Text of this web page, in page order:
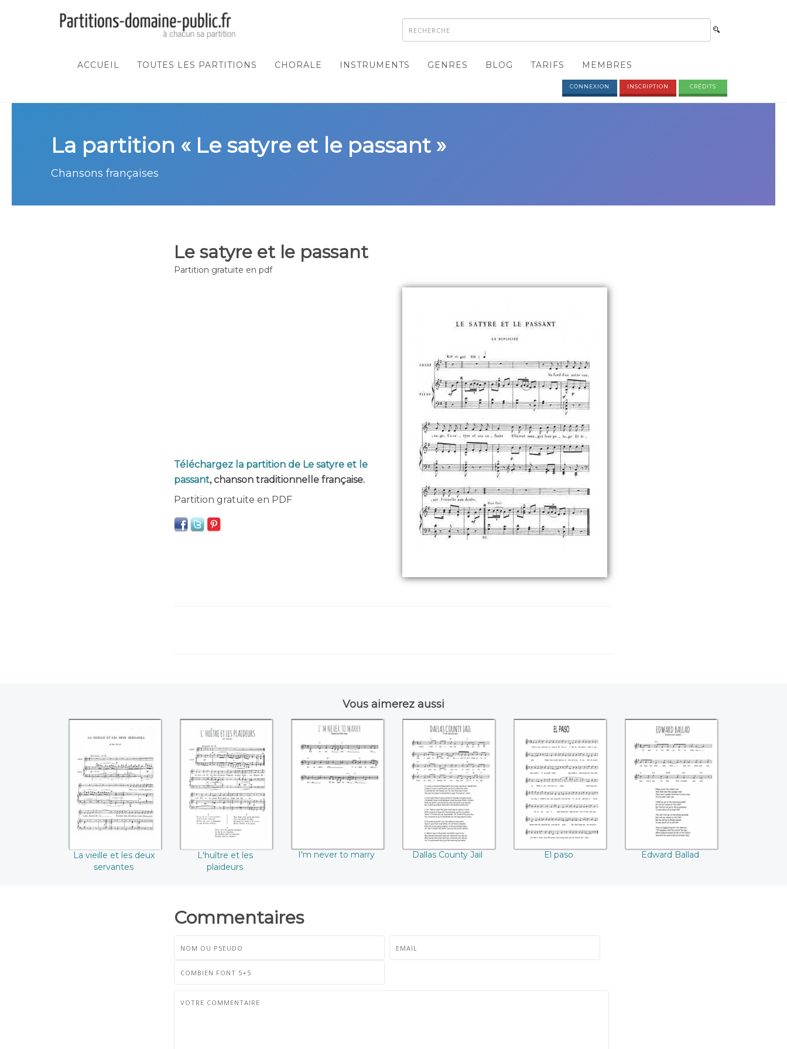
ACCUEIL TOUTES LES PARTITIONS CHORALE INSTRUMENTS GENRES BLOG TARIFS MEMBRES
CONNEXION INSCRIPTION CRÉDITS
La partition « Le satyre et le passant »
Chansons françaises
Le satyre et le passant
Partition gratuite en pdf
Téléchargez la partition de Le satyre et le
passant, chanson traditionnelle française.
Partition gratuite en PDF
Vous aimerez aussi
La vieille et les
deux servantes
La vieille et les deux
servantes
L'huître et les
plaideurs
L'huître et les
plaideurs
I'm never to marry
I'm never to marry
Dallas County Jail
Dallas County Jail
El paso
El paso
Edward Ballad
Edward Ballad
Commentaires